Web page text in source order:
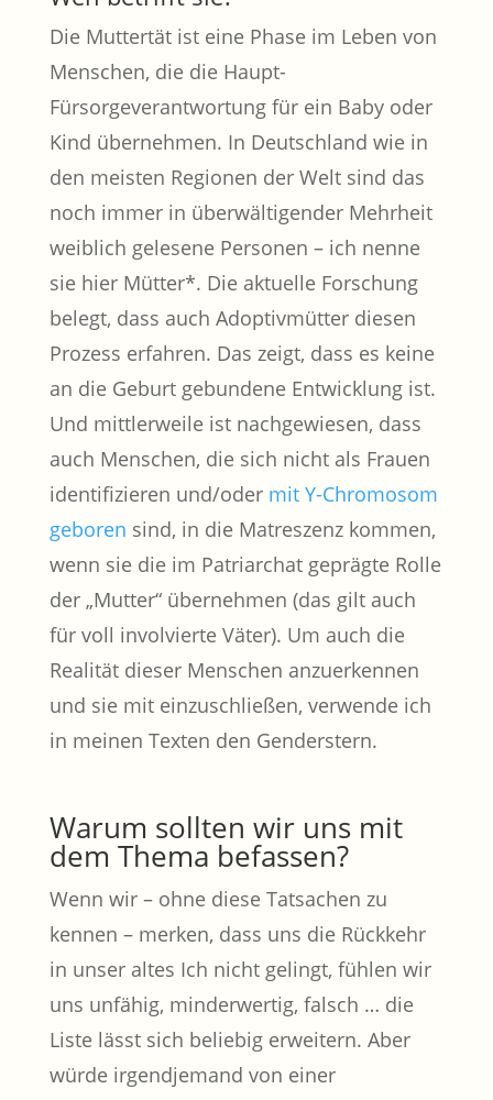
Die Muttertät ist eine Phase im Leben von
Menschen, die die Haupt-
Fürsorgeverantwortung für ein Baby oder
Kind übernehmen. In Deutschland wie in
den meisten Regionen der Welt sind das
noch immer in überwältigender Mehrheit
weiblich gelesene Personen – ich nenne
sie hier Mütter*. Die aktuelle Forschung
belegt, dass auch Adoptivmütter diesen
Prozess erfahren. Das zeigt, dass es keine
an die Geburt gebundene Entwicklung ist.
Und mittlerweile ist nachgewiesen, dass
auch Menschen, die sich nicht als Frauen
identifizieren und/oder mit Y-Chromosom
geboren sind, in die Matreszenz kommen,
wenn sie die im Patriarchat geprägte Rolle
der „Mutter“ übernehmen (das gilt auch
für voll involvierte Väter). Um auch die
Realität dieser Menschen anzuerkennen
und sie mit einzuschließen, verwende ich
in meinen Texten den Genderstern.
Warum sollten wir uns mit
dem Thema befassen?
Wenn wir – ohne diese Tatsachen zu
kennen – merken, dass uns die Rückkehr
in unser altes Ich nicht gelingt, fühlen wir
uns unfähig, minderwertig, falsch … die
Liste lässt sich beliebig erweitern. Aber
würde irgendjemand von einer